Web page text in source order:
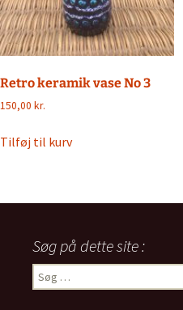
Retro keramik vase No 3
150,00 kr.
Tilføj til kurv
Søg på dette site :
Søg
efter: